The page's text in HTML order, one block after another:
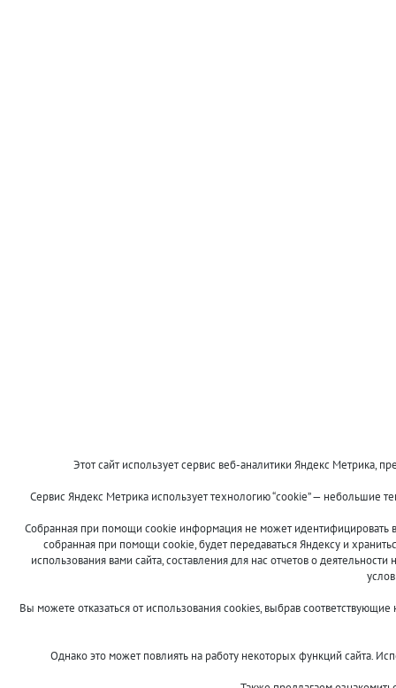
Этот сайт использует сервис веб-аналитики Яндекс Метрика,
Сервис Яндекс Метрика использует технологию “cookie” — небольшие
Собранная при помощи cookie информация не может идентифицировать
собранная при помощи cookie, будет передаваться Яндексу и
использования вами сайта, составления для нас отчетов о
Вы можете отказаться от использования cookies, выбрав
Однако это может повлиять на работу некоторых функций сайта.